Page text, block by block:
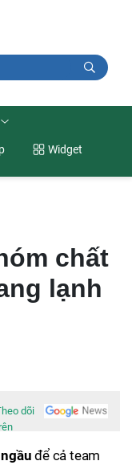
Widget
chất
lạnh
dõi
để cả team